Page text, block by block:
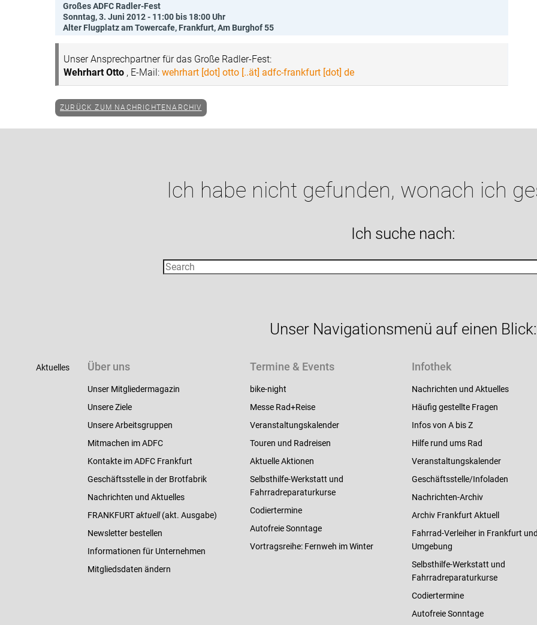
Großes ADFC Radler-Fest
Sonntag, 3. Juni 2012 - 11:00 bis 18:00 Uhr
Alter Flugplatz am Towercafe, Frankfurt, Am Burghof 55
Unser Ansprechpartner für das Große Radler-Fest:
Wehrhart Otto , E-Mail: wehrhart [dot] otto [..ät] adfc-frankfurt [dot] de
ZURÜCK ZUM NACHRICHTENARCHIV
Ich habe nicht gefunden, wonach ich
Ich suche nach:
Unser Navigationsmenü auf einen Blick:
Aktuelles Über uns
Unser Mitgliedermagazin
Unsere Ziele
Unsere Arbeitsgruppen
Mitmachen im ADFC
Kontakte im ADFC Frankfurt
Geschäftsstelle in der Brotfabrik
Nachrichten und Aktuelles
FRANKFURTaktuell(akt. Ausgabe)
Newsletter bestellen
Informationen für Unternehmen
Mitgliedsdaten ändern
Termine & Events
bike-night
Messe Rad+Reise
Veranstaltungskalender
Touren und Radreisen
Aktuelle Aktionen
Selbsthilfe-Werkstatt und
Fahrradreparaturkurse
Codiertermine
Autofreie Sonntage
Vortragsreihe: Fernweh im Winter
Infothek
Nachrichten und Aktuelles
Häufig gestellte Fragen
Infos von A bis Z
Hilfe rund ums Rad
Veranstaltungskalender
Geschäftsstelle/Infoladen
Nachrichten-Archiv
Archiv Frankfurt Aktuell
Fahrrad-Verleiher in Frankfurt und
Umgebung
Selbsthilfe-Werkstatt und
Fahrradreparaturkurse
Codiertermine
Autofreie Sonntage